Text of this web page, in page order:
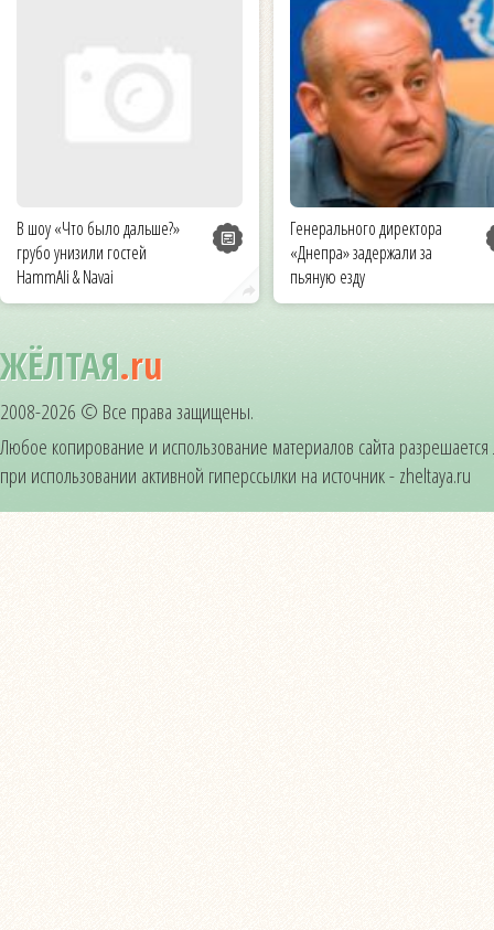
В шоу «Что было дальше?»
грубо унизили гостей
HammAli & Navai
Генерального директора
«Днепра» задержали за
пьяную езду
ЖЁЛТАЯ.ru
2008-2026 © Все права защищены.
Любое копирование и использование материалов сайта
при использовании активной гиперссылки на источник - zheltaya.ru